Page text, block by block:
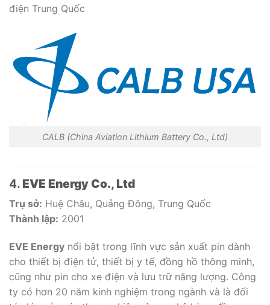
điện Trung Quốc
CALB (China Aviation Lithium Battery Co., Ltd)
4. EVE Energy Co., Ltd
Trụ sở: Huệ Châu, Quảng Đông, Trung Quốc
Thành lập: 2001
EVE Energy nổi bật trong lĩnh vực sản xuất pin dành
cho thiết bị điện tử, thiết bị y tế, đồng hồ thông minh,
cũng như pin cho xe điện và lưu trữ năng lượng. Công
ty có hơn 20 năm kinh nghiệm trong ngành và là đối